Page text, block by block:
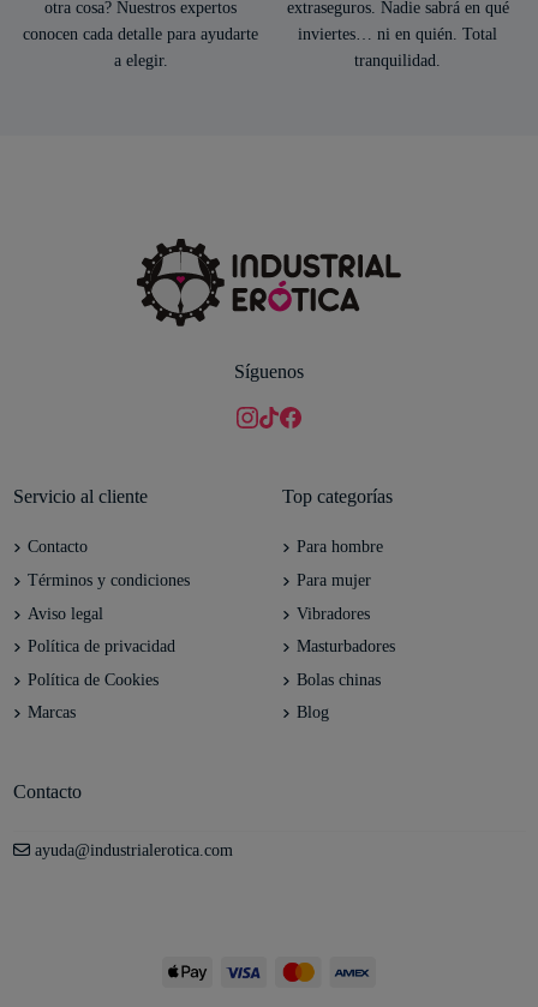
otra cosa? Nuestros expertos
conocen cada detalle para ayudarte
a elegir.
extraseguros. Nadie sabrá en qué
inviertes… ni en quién. Total
tranquilidad.
Síguenos
Servicio al cliente
Contacto
Términos y condiciones
Aviso legal
Política de privacidad
Política de Cookies
Marcas
Top categorías
Para hombre
Para mujer
Vibradores
Masturbadores
Bolas chinas
Blog
Contacto
ayuda@industrialerotica.com